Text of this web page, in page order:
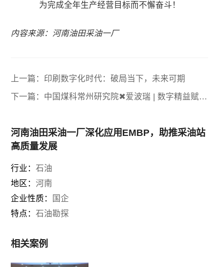
为完成全年生产经营目标而不懈奋斗！
内容来源：河南油田采油一厂
上一篇：印刷数字化时代：破局当下，未来可期
下一篇：中国煤科常州研究院✖爱波瑞 | 数字精益赋能
河南油田采油一厂深化应用EMBP，助推采油站
高质量发展
行业：石油
地区： 河南
企业性质：
国企
特点：石油勘探
相关案例